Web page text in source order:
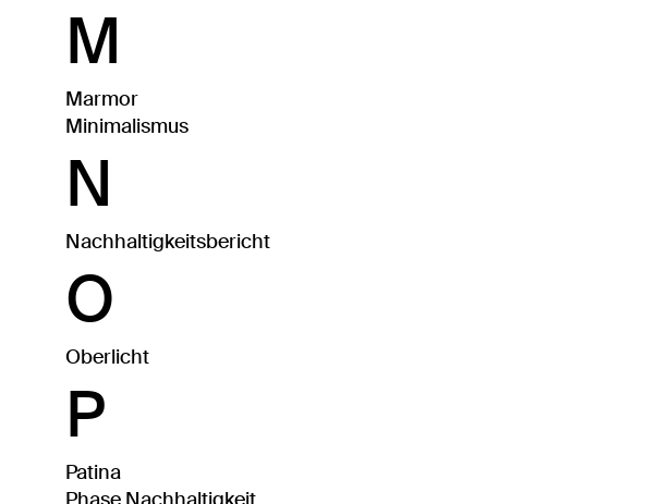
M
Marmor
Minimalismus
N
Nachhaltigkeitsbericht
O
Oberlicht
P
Patina